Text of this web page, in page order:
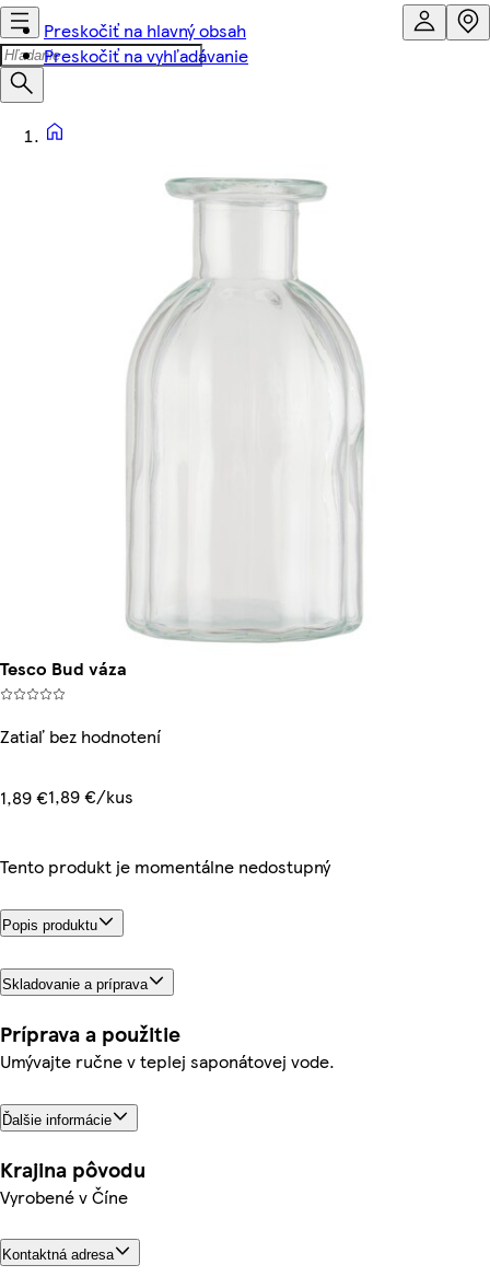
Preskočiť na hlavný obsah
Preskočiť na vyhľadávanie
Tesco Bud váza
Zatiaľ bez hodnotení
1,89 €1,89 €/kus
Tento produkt je momentálne nedostupný
Popis produktu
Skladovanie a príprava
Príprava a použitie
Umývajte ručne v teplej saponátovej vode.
Ďalšie informácie
Krajina pôvodu
Vyrobené v Číne
Kontaktná adresa